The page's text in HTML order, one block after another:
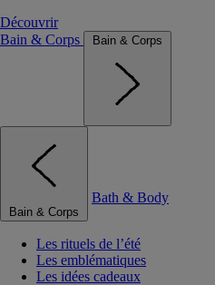
Découvrir
Bain & Corps
Bain & Corps
Bain & Corps
Bath & Body
Les rituels de l’été
Les emblématiques
Les idées cadeaux